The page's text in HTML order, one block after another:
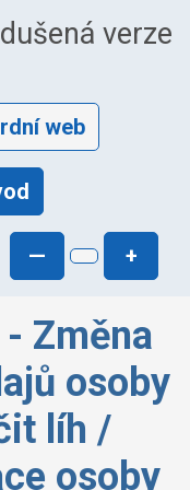
verze
web
— +
Změna
osoby
líh /
osoby